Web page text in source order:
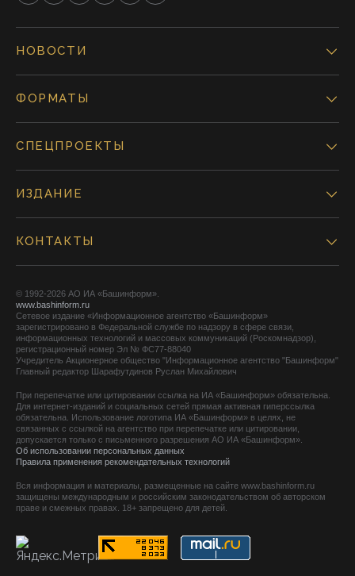
НОВОСТИ
ФОРМАТЫ
СПЕЦПРОЕКТЫ
ИЗДАНИЕ
КОНТАКТЫ
© 1992-2026 АО ИА «Башинформ».
www.bashinform.ru
Сетевое издание «Информационное агентство «Башинформ»
зарегистрировано в Федеральной службе по надзору в сфере связи,
информационных технологий и массовых коммуникаций (Роскомнадзор),
регистрационный номер Эл № ФС77-88040
Учредитель Акционерное общество "Информационное агентство "Башинформ"
Главный редактор Шарафутдинов Руслан Михайлович
При перепечатке или цитировании ссылка на ИА «Башинформ» обязательна.
Для интернет-изданий и социальных сетей прямая активная гиперссылка
обязательна. Использование логотипа ИА «Башинформ» в целях, не
связанных с ссылкой на агентство при перепечатке или цитировании,
допускается только с письменного разрешения АО ИА «Башинформ».
Об использовании персональных данных
Правила применения рекомендательных технологий
Вся информация и материалы, размещенные на сайте www.bashinform.ru
защищены международным и российским законодательством об авторском
праве и смежных правах. 18+ запрещено для детей.